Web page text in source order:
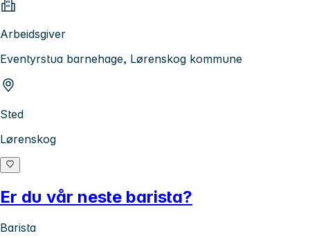
Arbeidsgiver
Eventyrstua barnehage, Lørenskog kommune
Sted
Lørenskog
Er du vår neste barista?
Barista